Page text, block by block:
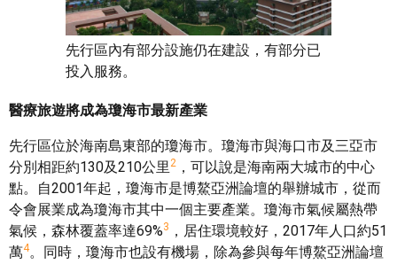
先行區內有部分設施仍在建設，有部分已
投入服務。
醫療旅遊將成為瓊海市最新產業
先行區位於海南島東部的瓊海市。瓊海市與海口市及三亞市
分別相距約130及210公里2 ，可以說是海南兩大城市的中心
點。自2001年起，瓊海市是博鰲亞洲論壇的舉辦城市，從而
令會展業成為瓊海市其中一個主要產業。瓊海市氣候屬熱帶
氣候，森林覆蓋率達69%3 ，居住環境較好，2017年人口約51
萬4。同時，瓊海市也設有機場，除為參與每年博鰲亞洲論壇